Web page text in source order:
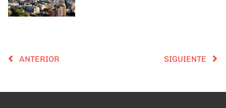
ANTERIOR SIGUIENTE